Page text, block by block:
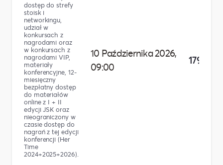
dostęp do strefy
stoisk i
networkingu,
udział w
konkursach z
nagrodami oraz
w konkursach z
nagrodami VIP,
materiały
konferencyjne, 12-
miesięczny
bezpłatny dostęp
do materiałów
online z I + II
edycji JSK oraz
nieograniczony w
czasie dostęp do
nagrań z tej edycji
konferencji (Her
Time
2024+2025+2026).
10 Października 2026,
09:00
179,00